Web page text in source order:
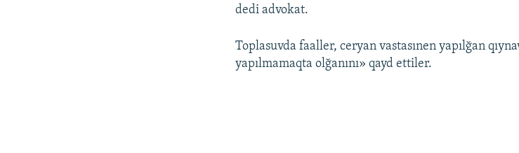
dedi advokat.
Toplasuvda faaller, ceryan vastasınen yapılğan
yapılmamaqta olğanını» qayd ettiler.